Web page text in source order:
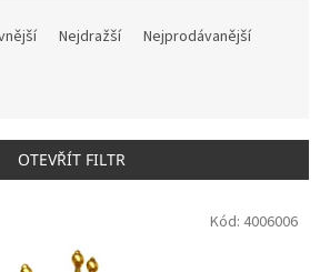
Nejdražší
Nejprodávanější
OTEVŘÍT FILTR
Kód: 4006006